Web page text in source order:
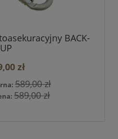
BACK-
UP
zł
589,00 zł
589,00 zł